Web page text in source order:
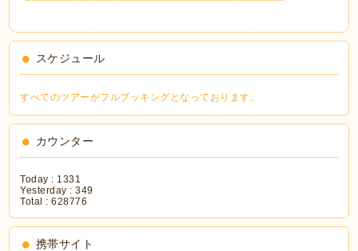
スケジュール
すべてのツアーがフルブッキングとなっております。
カウンター
Today : 1331
Yesterday :349
Total :628776
携帯サイト